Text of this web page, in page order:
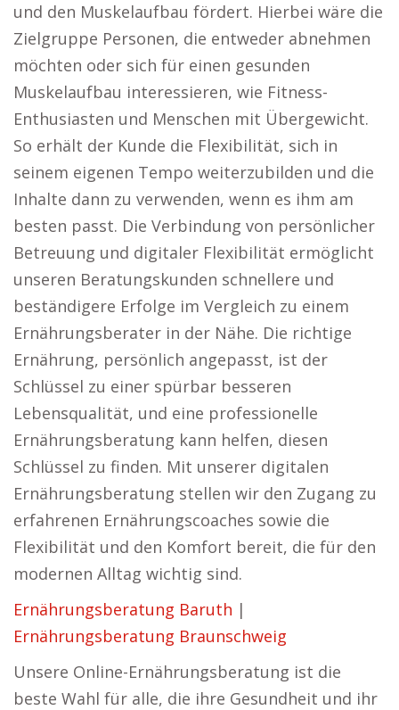
und den Muskelaufbau fördert. Hierbei wäre die
Zielgruppe Personen, die entweder abnehmen
möchten oder sich für einen gesunden
Muskelaufbau interessieren, wie Fitness-
Enthusiasten und Menschen mit Übergewicht.
So erhält der Kunde die Flexibilität, sich in
seinem eigenen Tempo weiterzubilden und die
Inhalte dann zu verwenden, wenn es ihm am
besten passt. Die Verbindung von persönlicher
Betreuung und digitaler Flexibilität ermöglicht
unseren Beratungskunden schnellere und
beständigere Erfolge im Vergleich zu einem
Ernährungsberater in der Nähe. Die richtige
Ernährung, persönlich angepasst, ist der
Schlüssel zu einer spürbar besseren
Lebensqualität, und eine professionelle
Ernährungsberatung kann helfen, diesen
Schlüssel zu finden. Mit unserer digitalen
Ernährungsberatung stellen wir den Zugang zu
erfahrenen Ernährungscoaches sowie die
Flexibilität und den Komfort bereit, die für den
modernen Alltag wichtig sind.
Ernährungsberatung Baruth |
Ernährungsberatung Braunschweig
Unsere Online-Ernährungsberatung ist die
beste Wahl für alle, die ihre Gesundheit und ihr